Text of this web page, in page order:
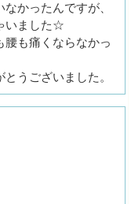
かったんですが、
いました☆
も痛くならなかっ
うございました。